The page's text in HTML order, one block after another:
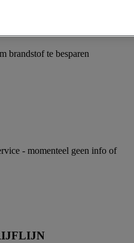
brandstof te besparen
- momenteel geen info of